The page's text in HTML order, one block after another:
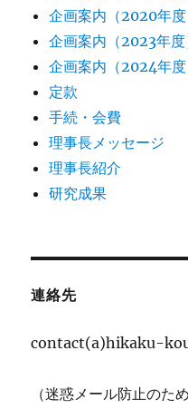
企画案内（2020年度
企画案内（2023年度
企画案内（2024年度
定款
手続・会費
理事長メッセージ
理事長紹介
研究成果
連絡先
contact(a)hikaku-
（迷惑メール防止のた